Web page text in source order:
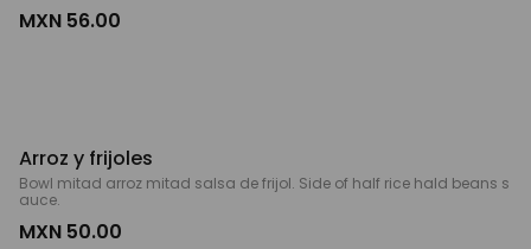
MXN 56.00
Arroz y frijoles
Bowl mitad arroz mitad salsa de frijol. Side of half rice hald beans s
auce.
MXN 50.00